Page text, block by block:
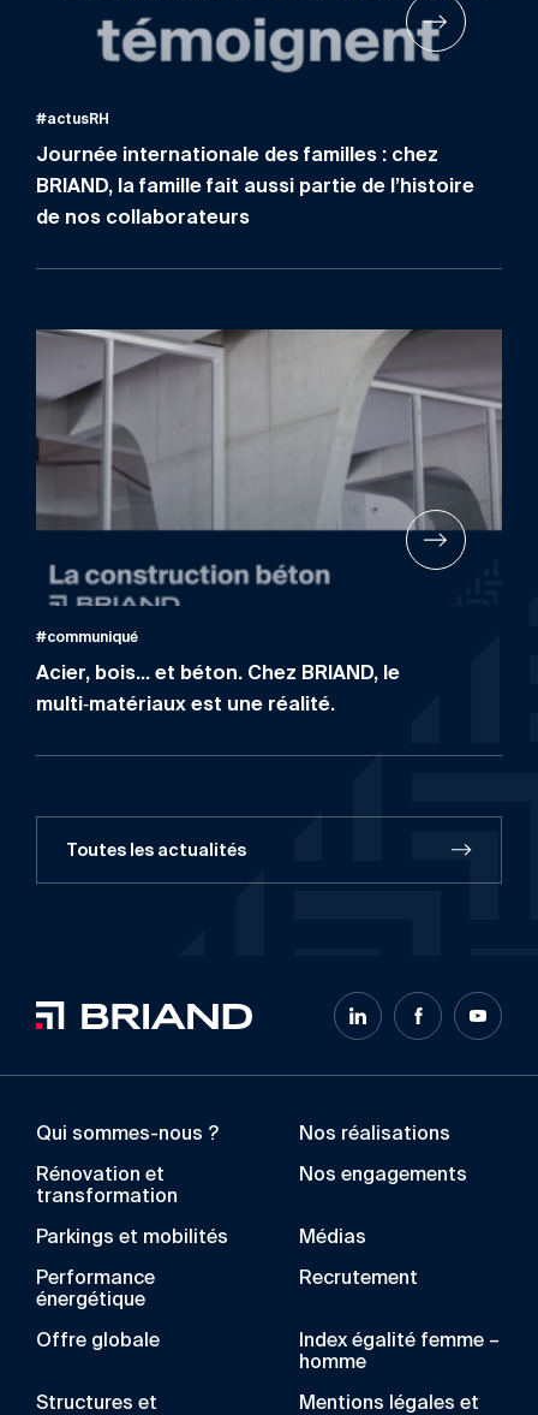
#actusRH
Journée internationale des familles : chez
BRIAND, la famille fait aussi partie de l’histoire
de nos collaborateurs
#communiqué
Acier, bois… et béton. Chez BRIAND, le
multi‑matériaux est une réalité.
Toutes les actualités
Qui sommes-nous ? Nos réalisations
Rénovation et
transformation
Nos engagements
Parkings et mobilités Médias
Performance
énergétique
Recrutement
Offre globale
Index égalité femme –
homme
Structures et Mentions légales et